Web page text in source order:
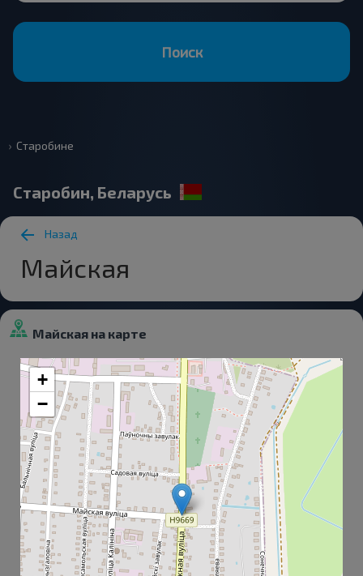
Поиск
Старобине
Старобин, Беларусь
Назад
Майская
Майская на карте
+
−